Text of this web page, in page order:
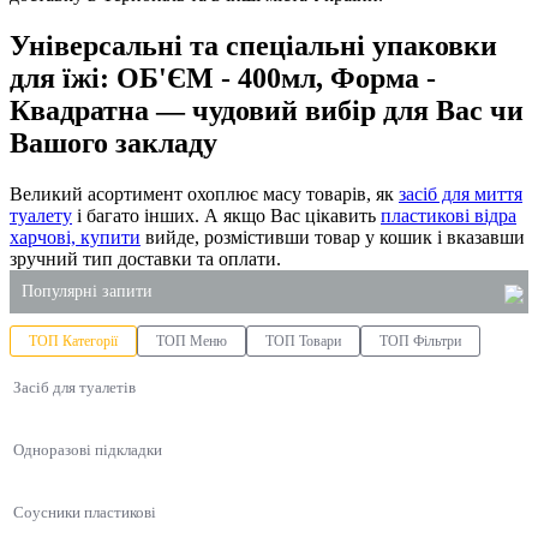
Універсальні та спеціальні упаковки
для їжі: ОБ'ЄМ - 400мл, Форма -
Квадратна — чудовий вибір для Вас чи
Вашого закладу
Великий асортимент охоплює масу товарів, як засіб для миття
туалету і багато інших. А якщо Вас цікавить пластикові відра
харчові, купити вийде, розмістивши товар у кошик і вказавши
зручний тип доставки та оплати.
Популярні запити
паперові пакети
пластикові відра харчові київ
купити контейнери одноразові харчові
одноразова упаковка суші
ТОП Категорії ТОП Меню ТОП Товари ТОП Фільтри
Засіб для туалетів
Одноразові підкладки
Соусники пластикові